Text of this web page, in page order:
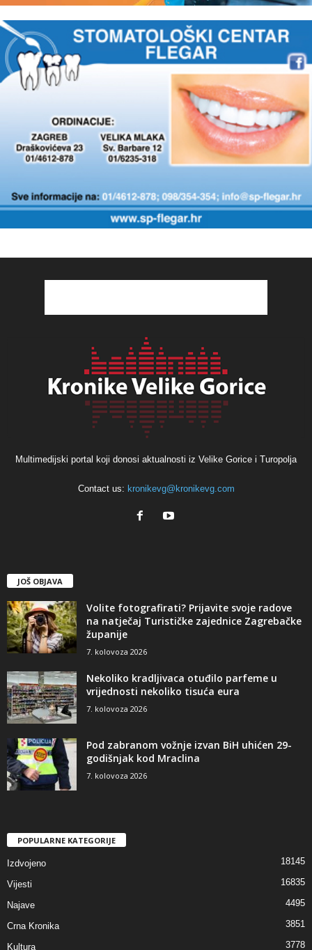
Multimedijski portal koji donosi aktualnosti iz Velike Gorice i Turopolja
Contact us: kronikevg@kronikevg.com
JOŠ OBJAVA
Volite fotografirati? Prijavite svoje radove
na natječaj Turističke zajednice Zagrebačke
županije
7. kolovoza 2026
Nekoliko kradljivaca otuđilo parfeme u
vrijednosti nekoliko tisuća eura
7. kolovoza 2026
Pod zabranom vožnje izvan BiH uhićen 29-
godišnjak kod Mraclina
7. kolovoza 2026
POPULARNE KATEGORIJE
Izdvojeno 18145
Vijesti 16835
Najave 4495
Crna Kronika 3851
Kultura 3778